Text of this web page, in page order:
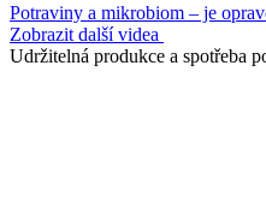
Potraviny a mikrobiom – je
Zobrazit další videa
Udržitelná produkce a spotřeba